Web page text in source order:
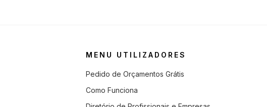
MENU UTILIZADORES
Pedido de Orçamentos Grátis
Como Funciona